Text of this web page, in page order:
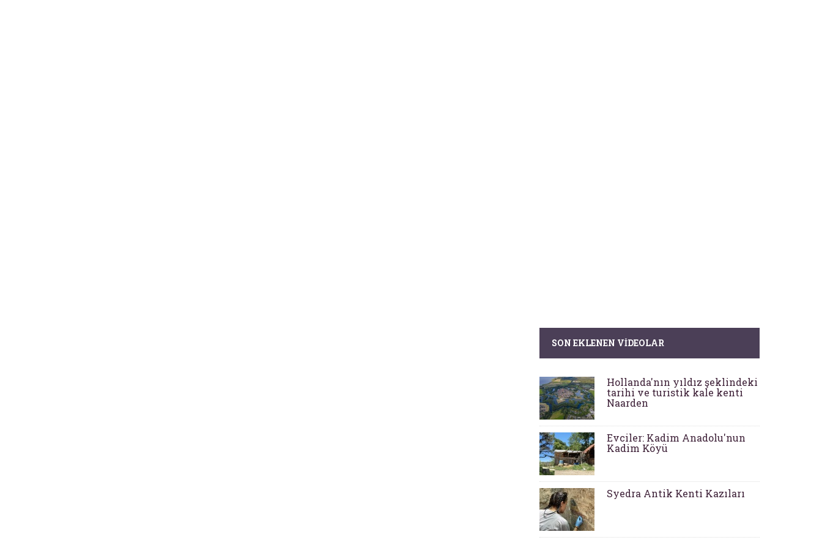
SON EKLENEN VIDEOLAR
Hollanda'nın yıldız şeklindeki
tarihi ve turistik kale kenti
Naarden
Evciler: Kadim Anadolu'nun
Kadim Köyü
Syedra Antik Kenti Kazıları